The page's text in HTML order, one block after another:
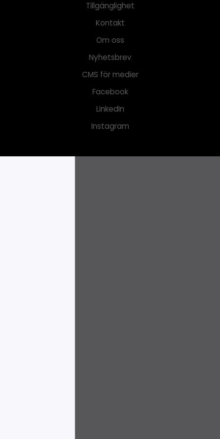
Tillgänglighet
Kontakt
Om oss
Nyhetsbrev
CMS för medier
Facebook
LinkedIn
Instagram